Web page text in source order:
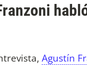
Agustín